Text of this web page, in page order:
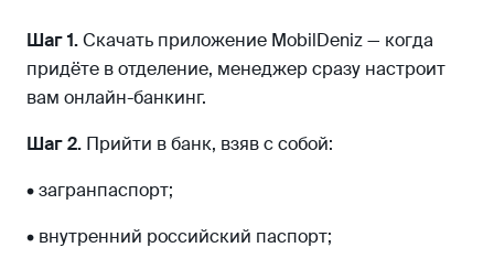
Шаг 1.Скачать приложение MobilDeniz — когда
придёте в отделение, менеджер сразу настроит
вам онлайн-банкинг.
Шаг 2. Прийти в банк, взяв с собой:
• загранпаспорт;
• внутренний российский паспорт;